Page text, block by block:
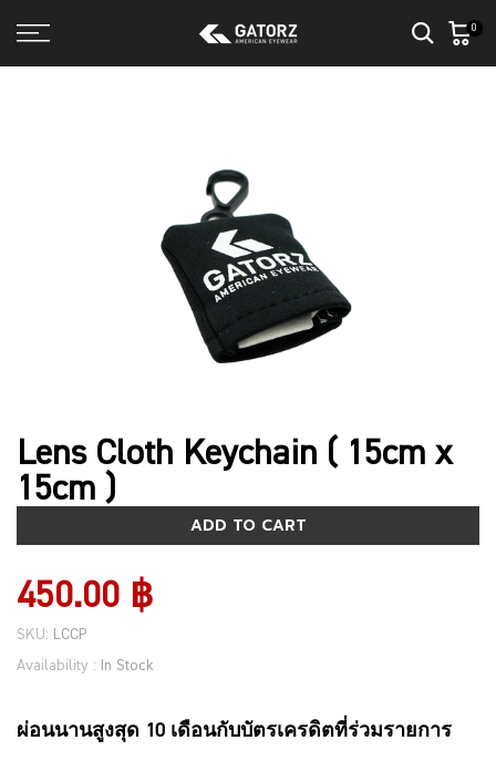
Skip
0
Lens Cloth Keychain ( 15cm x
15cm )
ADD TO CART
450.00 ฿
SKU:
LCCP
Availability :
In Stock
ผ่อนนานสูงสุด 10 เดือนกับบัตรเครดิตที่ร่วมรายการ